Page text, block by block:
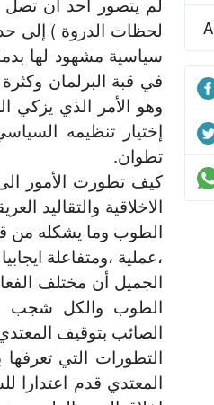
لحظات الدروة ) إلى
سياسية مشهود لها
في قبة البرلمان
وهو الأمر الذي
إختيار تنظيمه
تطوان.
كيف تطورت الأمور
الاخلاقية
الطوب وما يشكله من
،عملية ،ومتفاعلة
الجميل أن مختلف
الطوب والكل شجب
الصائب بتوقيف
التطورات التي
المعتدي قدم اعتدارا
A